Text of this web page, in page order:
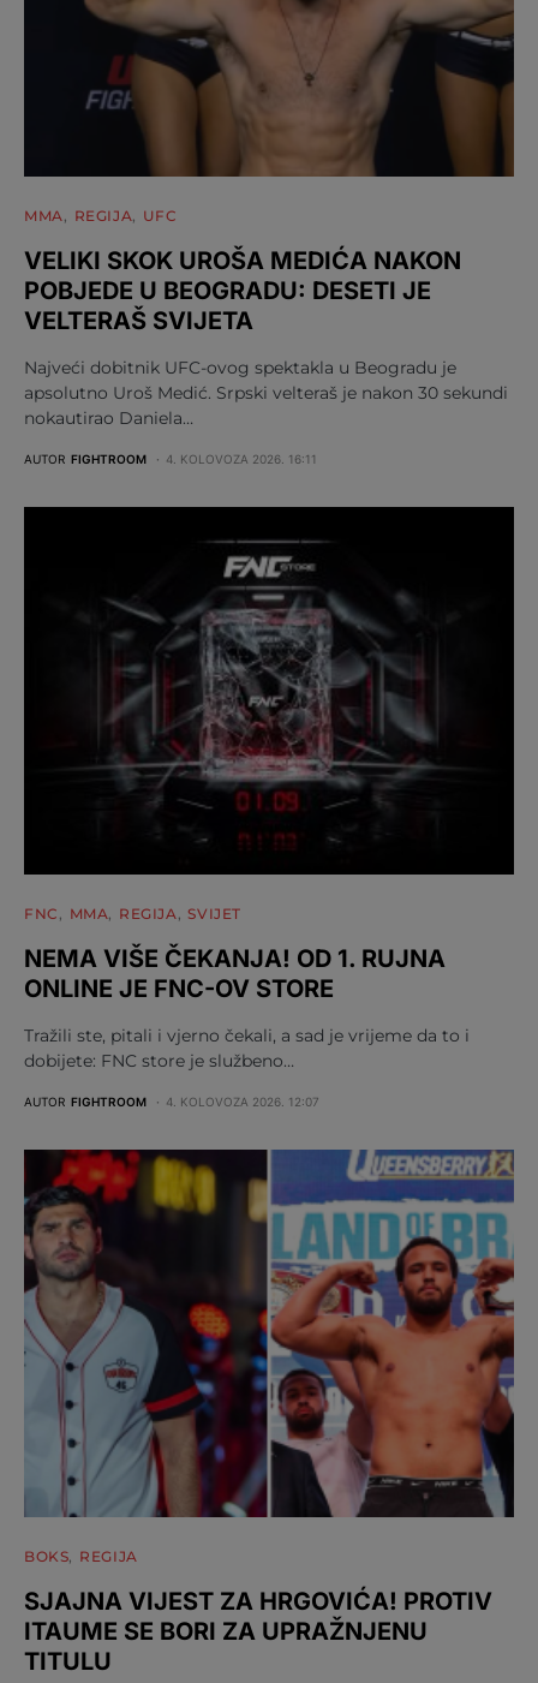
MMA REGIJA UFC
VELIKI SKOK UROŠA MEDIĆA NAKON
POBJEDE U BEOGRADU: DESETI JE
VELTERAŠ SVIJETA
Najveći dobitnik UFC-ovog spektakla u Beogradu je
apsolutno Uroš Medić. Srpski velteraš je nakon 30 sekundi
nokautirao Daniela…
AUTOR FIGHTROOM 4. KOLOVOZA 2026. 16:11
FNC MMA REGIJA SVIJET
NEMA VIŠE ČEKANJA! OD 1. RUJNA
ONLINE JE FNC-OV STORE
Tražili ste, pitali i vjerno čekali, a sad je vrijeme da to i
dobijete: FNC store je službeno…
AUTOR FIGHTROOM 4. KOLOVOZA 2026. 12:07
BOKS REGIJA
SJAJNA VIJEST ZA HRGOVIĆA! PROTIV
ITAUME SE BORI ZA UPRAŽNJENU
TITULU